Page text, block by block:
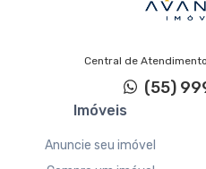
Central de
(55)
Imóveis
Anuncie seu imóvel